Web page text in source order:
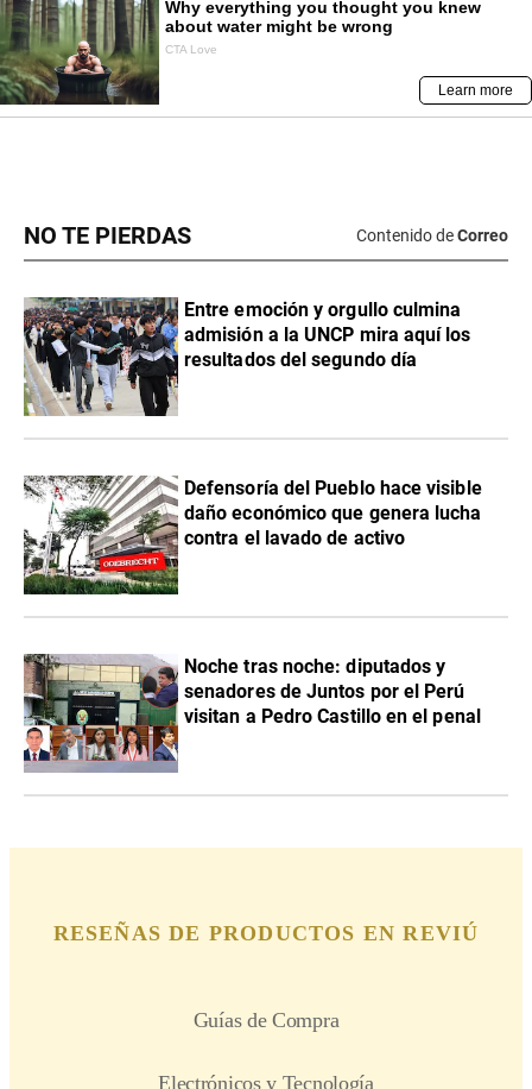
NO TE PIERDAS Contenido deCorreo
Entre emoción y orgullo culmina
admisión a la UNCP mira aquí los
resultados del segundo día
Defensoría del Pueblo hace visible
daño económico que genera lucha
contra el lavado de activo
Noche tras noche: diputados y
senadores de Juntos por el Perú
visitan a Pedro Castillo en el penal